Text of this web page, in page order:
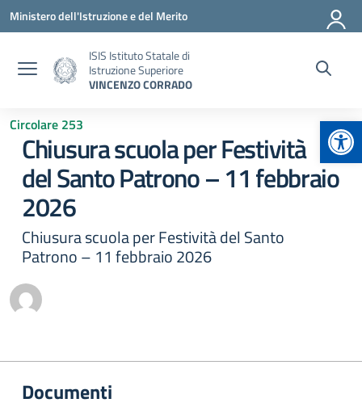
Vai ai contenuti
Vai al menu di navigazione
Vai al footer
Ministero dell'Istruzione e del Merito
ISIS Istituto Statale di
Istruzione Superiore
VINCENZO CORRADO
Circolare 253
Chiusura scuola per Festività
del Santo Patrono – 11 febbraio
2026
Chiusura scuola per Festività del Santo
Patrono – 11 febbraio 2026
Documenti